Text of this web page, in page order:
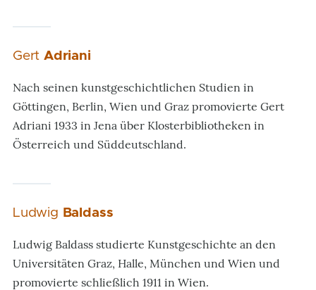
GertAdriani
Nach seinen kunstgeschichtlichen Studien in
Göttingen, Berlin, Wien und Graz promovierte Gert
Adriani 1933 in Jena über Klosterbibliotheken in
Österreich und Süddeutschland.
Ludwig Baldass
Ludwig Baldass studierte Kunstgeschichte an den
Universitäten Graz, Halle, München und Wien und
promovierte schließlich 1911 in Wien.